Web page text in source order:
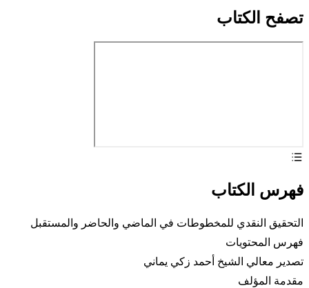
تصفح الكتاب
فهرس الكتاب
التحقيق النقدي للمخطوطات في الماضي والحاضر والمستقبل
فهرس المحتويات
تصدير معالي الشيخ أحمد زكي يماني
مقدمة المؤلف